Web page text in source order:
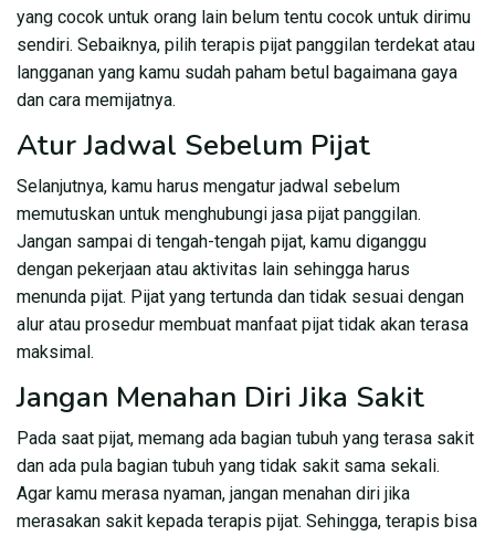
yang cocok untuk orang lain belum tentu cocok untuk dirimu
sendiri. Sebaiknya, pilih terapis pijat panggilan terdekat atau
langganan yang kamu sudah paham betul bagaimana gaya
dan cara memijatnya.
Atur Jadwal Sebelum Pijat
Selanjutnya, kamu harus mengatur jadwal sebelum
memutuskan untuk menghubungi jasa pijat panggilan.
Jangan sampai di tengah-tengah pijat, kamu diganggu
dengan pekerjaan atau aktivitas lain sehingga harus
menunda pijat. Pijat yang tertunda dan tidak sesuai dengan
alur atau prosedur membuat manfaat pijat tidak akan terasa
maksimal.
Jangan Menahan Diri Jika Sakit
Pada saat pijat, memang ada bagian tubuh yang terasa sakit
dan ada pula bagian tubuh yang tidak sakit sama sekali.
Agar kamu merasa nyaman, jangan menahan diri jika
merasakan sakit kepada terapis pijat. Sehingga, terapis bisa